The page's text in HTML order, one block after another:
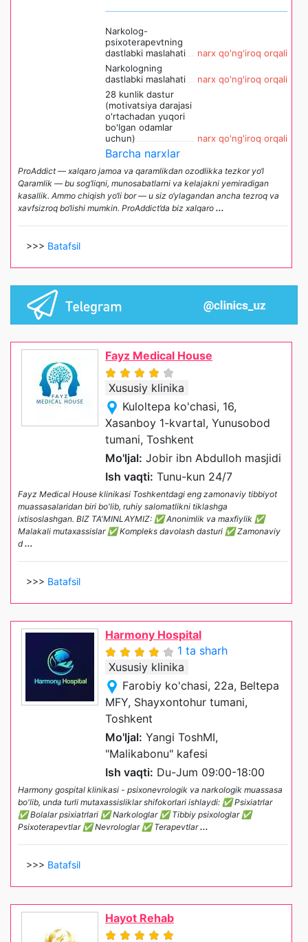
Narkolog-
psixoterapevtning
dastlabki maslahati
narx qo'ng'iroq orqali
Narkologning
dastlabki maslahati
narx qo'ng'iroq orqali
28 kunlik dastur
(motivatsiya darajasi
o'rtachadan yuqori
bo'lgan odamlar
uchun)
narx qo'ng'iroq orqali
Barcha narxlar
ProAddict — xalqaro jamoa va qaramlikdan ozodlikka tezkor yo‘l
Qaramlik — bu sog‘liqni, munosabatlarni va kelajakni yemiradigan
kasallik. Ammo chiqish yo‘li bor — u siz o‘ylagandan ancha tezroq va
xavfsizroq bo‘lishi mumkin. ProAddict’da biz xalqaro ...
>>> Batafsil
Fayz Medical House
Xususiy klinika
Kuloltepa ko'chasi, 16,
Xasanboy 1-kvartal, Yunusobod
tumani, Toshkent
Mo'ljal: Jobir ibn Abdulloh masjidi
Ish vaqti: Tunu-kun 24/7
Fayz Medical House klinikasi Toshkentdagi eng zamonaviy tibbiyot
muassasalaridan biri bo'lib, ruhiy salomatlikni tiklashga
ixtisoslashgan. BIZ TA'MINLAYMIZ: ✅ Anonimlik va maxfiylik ✅
Malakali mutaxassislar ✅ Kompleks davolash dasturi ✅ Zamonaviy
d...
>>> Batafsil
Harmony Hospital
1 ta sharh
Xususiy klinika
Farobiy ko'chasi, 22a, Beltepa
MFY, Shayxontohur tumani,
Toshkent
Mo'ljal: Yangi ToshMI,
"Malikabonu" kafesi
Ish vaqti: Du-Jum 09:00-18:00
Harmony gospital klinikasi - psixonevrologik va narkologik muassasa
bo'lib, unda turli mutaxassisliklar shifokorlari ishlaydi: ✅ Psixiatrlar
✅ Bolalar psixiatrlari ✅ Narkologlar ✅ Tibbiy psixologlar ✅
Psixoterapevtlar ✅ Nevrologlar ✅ Terapevtlar...
>>> Batafsil
Hayot Rehab